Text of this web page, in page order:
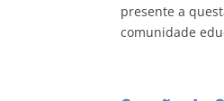
presente a
comunidade